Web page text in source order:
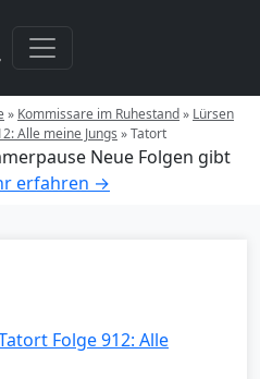
» Kommissare im Ruhestand» Lürsen
Alle meine Jungs »Tatort
Neue Folgen gibt
erfahren →
Folge 912: Alle